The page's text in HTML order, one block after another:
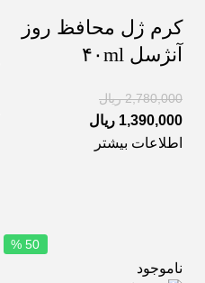
کرم ژل محافظ روز
آنژسل ۴۰ml
2,780,000 ریال
1,390,000 ریال
اطلاعات بیشتر
ناموجود
50 %